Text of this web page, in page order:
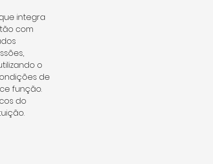
integra
com
o
de
função.
do